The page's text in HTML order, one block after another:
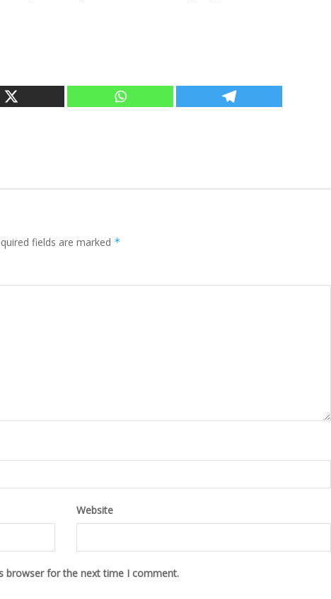
fields are marked *
Website
browser for the next time I comment.